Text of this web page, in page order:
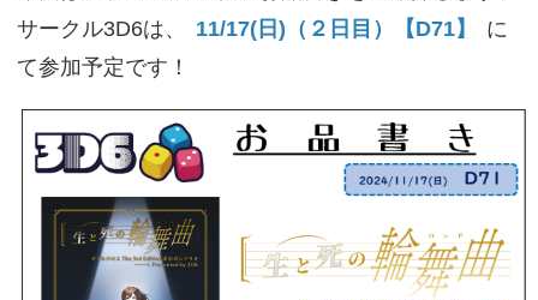
サークル3D6は、
11/17(日)（２日目）【D71】
に
て参加予定です！